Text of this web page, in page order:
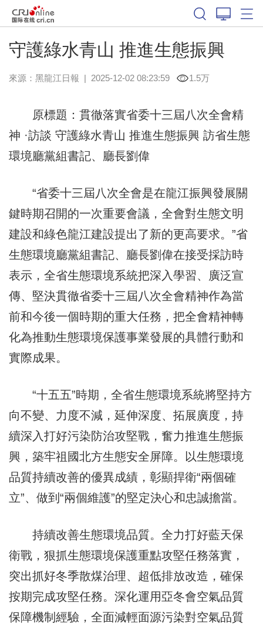
守護綠水青山 推進生態振興
來源： 黑龍江日報 | 2025-12-02 08:23:59 1.5万
原標題：貫徹落實省委十三屆八次全會精
神 ·訪談 守護綠水青山 推進生態振興 訪省生態
環境廳黨組書記、廳長劉偉
“省委十三屆八次全會是在龍江振興發展關
鍵時期召開的一次重要會議，全會對生態文明
建設和綠色龍江建設提出了新的更高要求。”省
生態環境廳黨組書記、廳長劉偉在接受採訪時
表示，全省生態環境系統把深入學習、廣泛宣
傳、堅決貫徹省委十三屆八次全會精神作為當
前和今後一個時期的重大任務，把全會精神轉
化為推動生態環境保護事業發展的具體行動和
實際成果。
“十五五”時期，全省生態環境系統將堅持方
向不變、力度不減，延伸深度、拓展廣度，持
續深入打好污染防治攻堅戰，奮力推進生態振
興，築牢祖國北方生態安全屏障。以生態環境
品質持續改善的優異成績，彰顯捍衛“兩個確
立”、做到“兩個維護”的堅定決心和忠誠擔當。
持續改善生態環境品質。全力打好藍天保
衛戰，狠抓生態環境保護重點攻堅任務落實，
突出抓好冬季散煤治理、超低排放改造，確保
按期完成攻堅任務。深化運用亞冬會空氣品質
保障機制經驗，全面減輕面源污染對空氣品質